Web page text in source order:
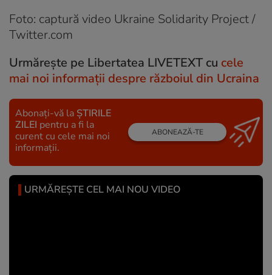
Foto: captură video Ukraine Solidarity Project /
Twitter.com
Urmărește pe Libertatea LIVETEXT cu cele
mai noi informații despre războiul din Ucraina
Abonați-vă la ȘTIRILE
ZILEI pentru a fi la
curent cu cele mai noi
informații.
ABONEAZĂ-TE
URMĂREȘTE CEL MAI NOU VIDEO